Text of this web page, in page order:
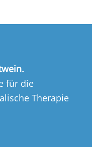
für die
Therapie